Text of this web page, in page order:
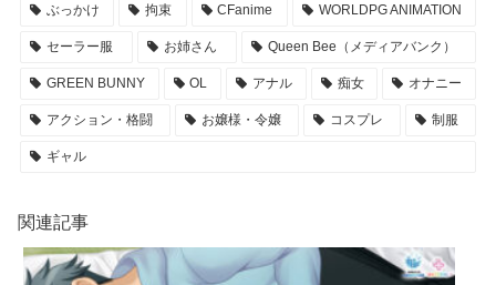
ぶっかけ 拘束 CFanime WORLDPG ANIMATION
セーラー服 お姉さん Queen Bee（メディアバンク）
GREEN BUNNY OL アナル 痴女 オナニー
アクション・格闘 お嬢様・令嬢 コスプレ 制服
ギャル
関連記事